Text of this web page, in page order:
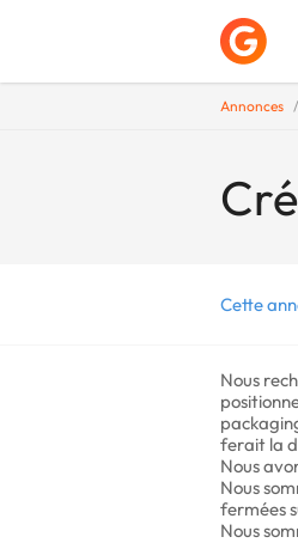
Annonces
Cette
Nous
ferait la
Nous
Nous
fermées
Nous